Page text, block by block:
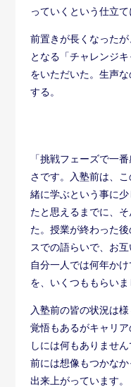
っていくという仕立て
前置きが長くなった
となる「チャレンジ
をいただいた。生声
する。
「挑戦フェーズで一
さです。入塾前は、
緒に学ぶという事に
たと思えるまでに、
た。授業が終わった
スでの語らいで、お
自分一人では何年か
を、いくつももらいま
入塾前の皆の状況は
覚悟もあるがキャリ
しには何もありませ
前には想像もつかな
出来上がっています。